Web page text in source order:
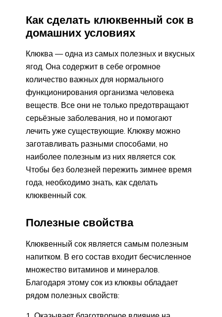
Как сделать клюквенный сок в
домашних условиях
Клюква — одна из самых полезных и вкусных
ягод. Она содержит в себе огромное
количество важных для нормального
функционирования организма человека
веществ. Все они не только предотвращают
серьёзные заболевания, но и помогают
лечить уже существующие. Клюкву можно
заготавливать разными способами, но
наиболее полезным из них является сок.
Чтобы без болезней пережить зимнее время
года, необходимо знать, как сделать
клюквенный сок.
Полезные свойства
Клюквенный сок является самым полезным
напитком. В его состав входит бесчисленное
множество витаминов и минералов.
Благодаря этому сок из клюквы обладает
рядом полезных свойств: